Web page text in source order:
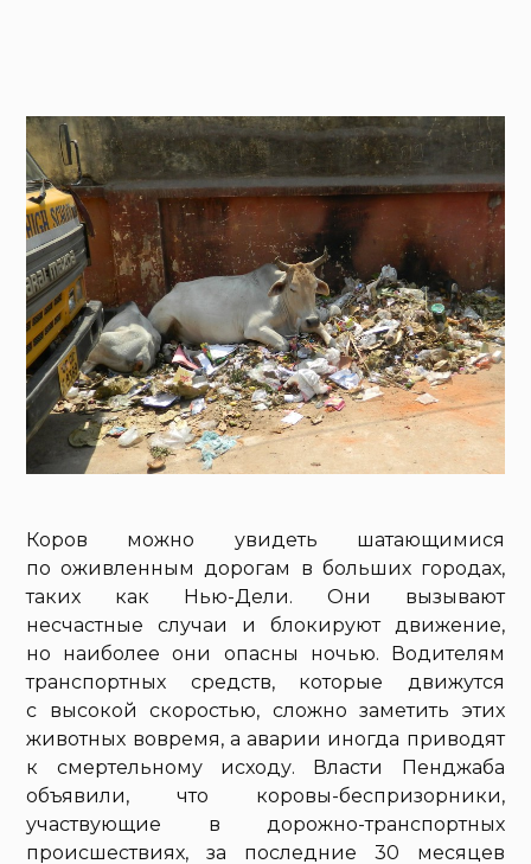
Коров можно увидеть шатающимися
по оживленным дорогам в больших городах,
таких как Нью-Дели. Они вызывают
несчастные случаи и блокируют движение,
но наиболее они опасны ночью. Водителям
транспортных средств, которые движутся
с высокой скоростью, сложно заметить этих
животных вовремя, а аварии иногда приводят
к смертельному исходу. Власти Пенджаба
объявили, что коровы-беспризорники,
участвующие в дорожно-транспортных
происшествиях, за последние 30 месяцев